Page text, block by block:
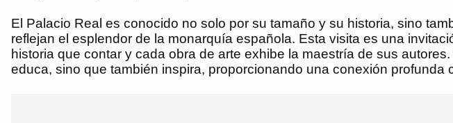
El Palacio Real es conocido no solo por su tamaño y su historia, sino
reflejan el esplendor de la monarquía española. Esta visita es una
historia que contar y cada obra de arte exhibe la maestría de sus
educa, sino que también inspira, proporcionando una conexión profunda